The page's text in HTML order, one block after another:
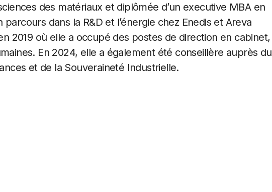
des matériaux et diplômée d’un executive MBA en
dans la R&D et l’énergie chez Enedis et Areva
2019 où elle a occupé des postes de direction en cabinet,
En 2024, elle a également été conseillère auprès du
et de la Souveraineté Industrielle.